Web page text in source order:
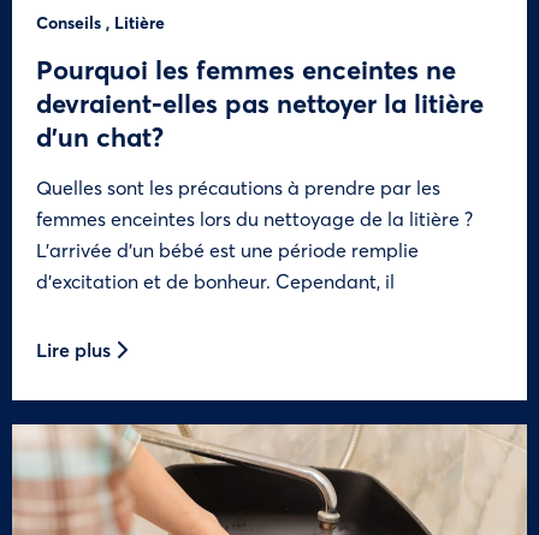
Conseils , Litière
Pourquoi les femmes enceintes ne
devraient-elles pas nettoyer la litière
d’un chat?
Quelles sont les précautions à prendre par les
femmes enceintes lors du nettoyage de la litière ?
L’arrivée d’un bébé est une période remplie
d’excitation et de bonheur. Cependant, il
Lire plus